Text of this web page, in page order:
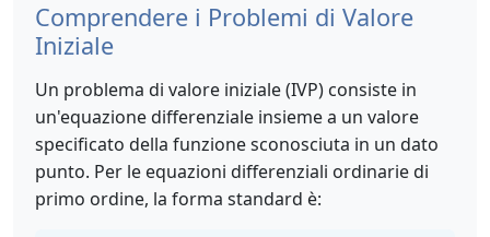
Comprendere i Problemi di Valore
Iniziale
Un problema di valore iniziale (IVP) consiste in
un'equazione differenziale insieme a un valore
specificato della funzione sconosciuta in un dato
punto. Per le equazioni differenziali ordinarie di
primo ordine, la forma standard è: